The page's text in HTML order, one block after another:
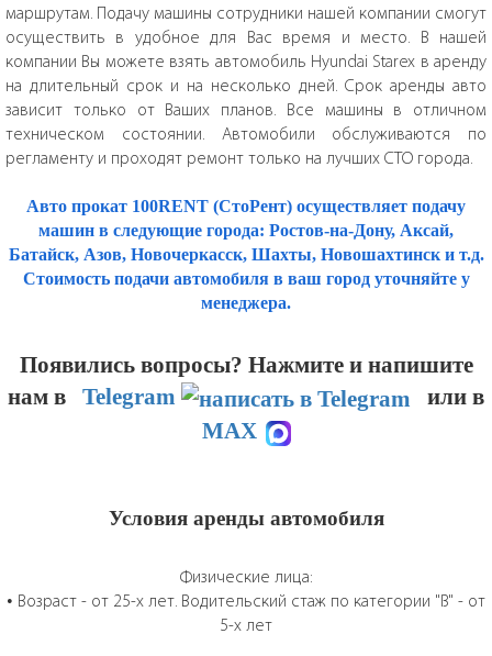
маршрутам. Подачу машины сотрудники нашей компании смогут
осуществить в удобное для Вас время и место. В нашей
компании Вы можете взять автомобиль Hyundai Starex в аренду
на длительный срок и на несколько дней. Срок аренды авто
зависит только от Ваших планов. Все машины в отличном
техническом состоянии. Автомобили обслуживаются по
регламенту и проходят ремонт только на лучших СТО города.
Авто прокат 100RENT (СтоРент) осуществляет подачу
машин в следующие города: Ростов-на-Дону, Аксай,
Батайск, Азов, Новочеркасск, Шахты, Новошахтинск и т.д.
Стоимость подачи автомобиля в ваш город уточняйте у
менеджера.
Появились вопросы? Нажмите и напишите
нам в Telegram
или в
MAX
Условия аренды автомобиля
Физические лица:
• Возраст - от 25-х лет. Водительский стаж по категории "B" - от
5-х лет